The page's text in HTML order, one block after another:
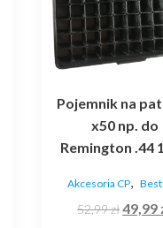
Pojemnik na
x50 np. do
Remington .44
Akcesoria CP,
52,99zł49,99